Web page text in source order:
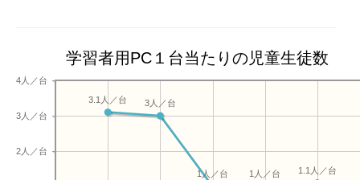
学習者用PC１台当たりの児童生徒数
2人／台
3人／台
4人／台
1.1人／台
1人／台
1人／台
3人／台
3.1人／台